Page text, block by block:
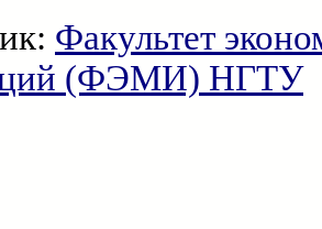
Факультет
(ФЭМИ) НГТУ